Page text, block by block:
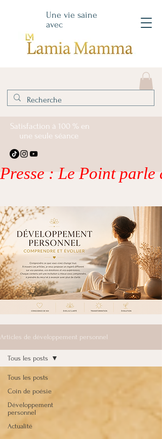
Une vie saine
avec
Satisfaction à 100 % en
une seule séance
Presse : Le Point
Articles de développement personnel
Tous les posts
Coin de poésie
Développement
personnel
Actualité
Tous les posts